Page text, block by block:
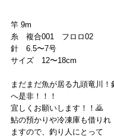
竿 9m
糸　複合001　フロロ02
針　6.5〜7号
サイズ　12〜18cm
まだまだ魚が居る九頭竜川
へ是非！！！
宜しくお願いします！！🙇
鮎の預かりや冷凍庫も借りれ
ますので、釣り人にとって